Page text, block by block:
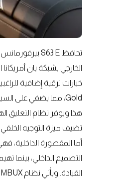
Gold، مما يضفي على السيارة حضورًا استثنائيًا.
تضيف ميزة التوجيه الخلفي
أما المقصورة الداخلية،